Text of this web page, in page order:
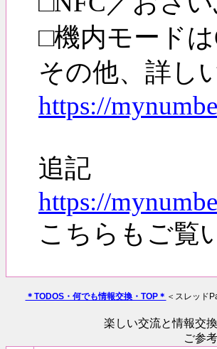
□機内モード
その他、詳し
https://
追記
https://
こちらもご覧
＊TODOS・何でも情報交換・TOP＊ ＜スレッド
楽しい交流と情報交
ご参